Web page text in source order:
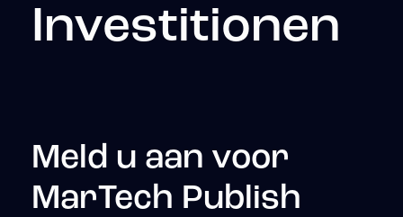
Investitionen
Meld u aan voor
MarTech Publish